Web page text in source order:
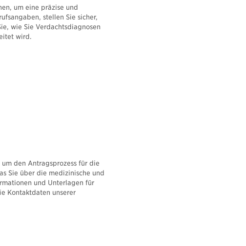
um eine präzise und
stellen Sie sicher,
wie Sie Verdachtsdiagnosen
wird.
den Antragsprozess für die
Sie über die medizinische und
und Unterlagen für
Kontaktdaten unserer